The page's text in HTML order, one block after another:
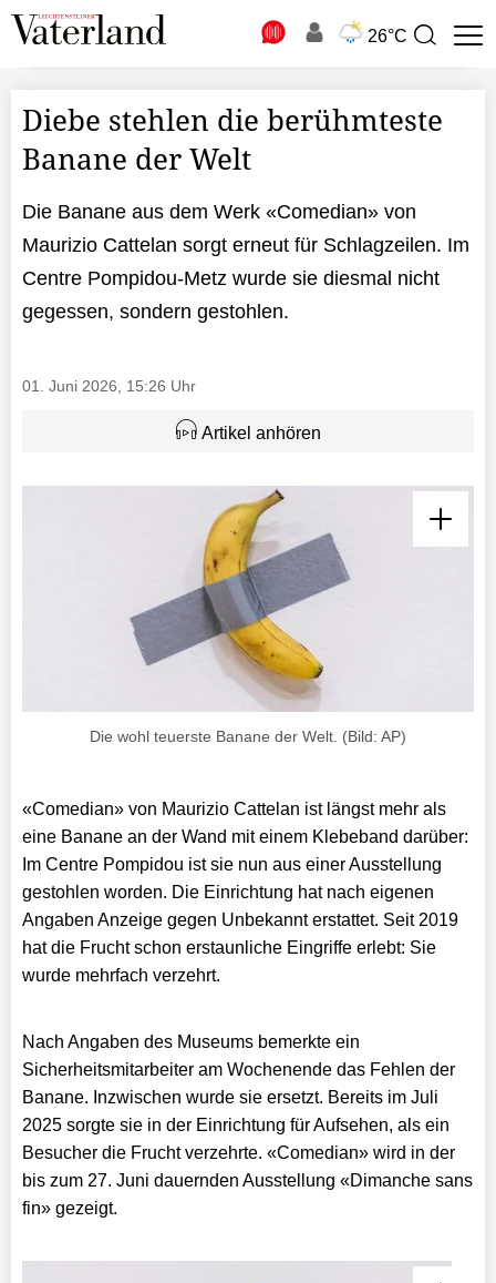
26°C
Suchbegriff
Diebe stehlen die berühmteste
Banane der Welt
Die Banane aus dem Werk «Comedian» von
Maurizio Cattelan sorgt erneut für Schlagzeilen. Im
Centre Pompidou-Metz wurde sie diesmal nicht
gegessen, sondern gestohlen.
01. Juni 2026, 15:26 Uhr
Artikel anhören
Die wohl teuerste Banane der Welt. (Bild: AP)
«Comedian» von Maurizio Cattelan ist längst mehr als
eine Banane an der Wand mit einem Klebeband darüber:
Im Centre Pompidou ist sie nun aus einer Ausstellung
gestohlen worden. Die Einrichtung hat nach eigenen
Angaben Anzeige gegen Unbekannt erstattet. Seit 2019
hat die Frucht schon erstaunliche Eingriffe erlebt: Sie
wurde mehrfach verzehrt.
Nach Angaben des Museums bemerkte ein
Sicherheitsmitarbeiter am Wochenende das Fehlen der
Banane. Inzwischen wurde sie ersetzt. Bereits im Juli
2025 sorgte sie in der Einrichtung für Aufsehen, als ein
Besucher die Frucht verzehrte. «Comedian» wird in der
bis zum 27. Juni dauernden Ausstellung «Dimanche sans
fin» gezeigt.